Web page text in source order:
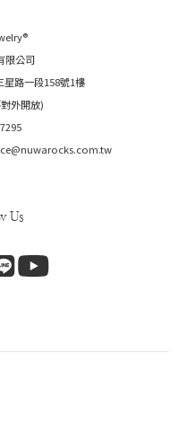
限公司
星路一段158號1樓
外開放)
Us